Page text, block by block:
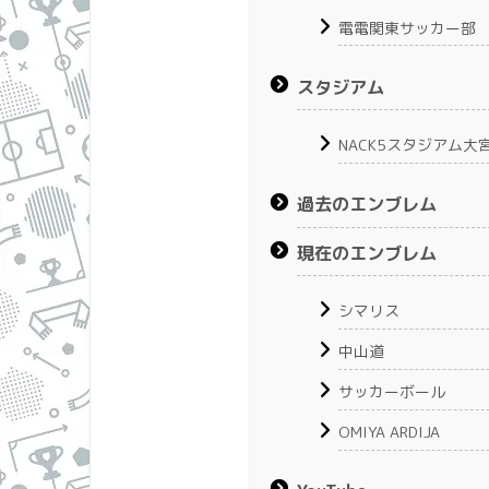
電電関東サッカー部
スタジアム
NACK5スタジアム大
過去のエンブレム
現在のエンブレム
シマリス
中山道
サッカーボール
OMIYA ARDIJA